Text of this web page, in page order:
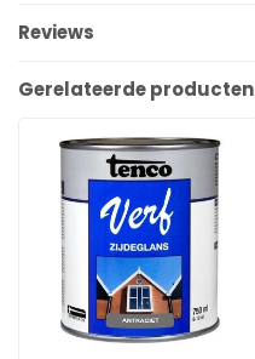
Reviews
Gerelateerde producten